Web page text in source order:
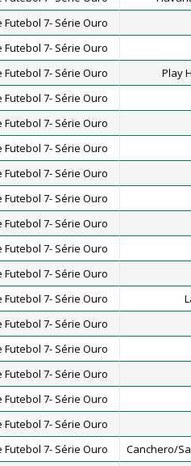
7- Série Ouro
7- Série Ouro
7- Série Ouro
Play
7- Série Ouro
7- Série Ouro
7- Série Ouro
7- Série Ouro
7- Série Ouro
7- Série Ouro
7- Série Ouro
7- Série Ouro
7- Série Ouro
7- Série Ouro
7- Série Ouro
7- Série Ouro
7- Série Ouro
7- Série Ouro
7- Série Ouro Canchero/